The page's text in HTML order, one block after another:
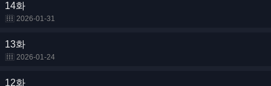
14화
2026-01-31
13화
2026-01-24
12화